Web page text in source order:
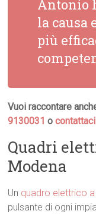
Antonio
la causa
più
Vuoi raccontare
9130031 o
Quadri
Modena
Un quadro elettrico
pulsante di ogni